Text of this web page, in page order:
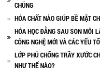
CHÚNG
HÓA CHẤT NÀO GIÚP BỀ MẶT
HÓA HỌC ĐẰNG SAU SON MÔI
CÔNG NGHỆ MỚI VÀ CÁC YẾU
LỚP PHỦ CHỐNG TRẦY XƯỚC
NHƯ THẾ NÀO?